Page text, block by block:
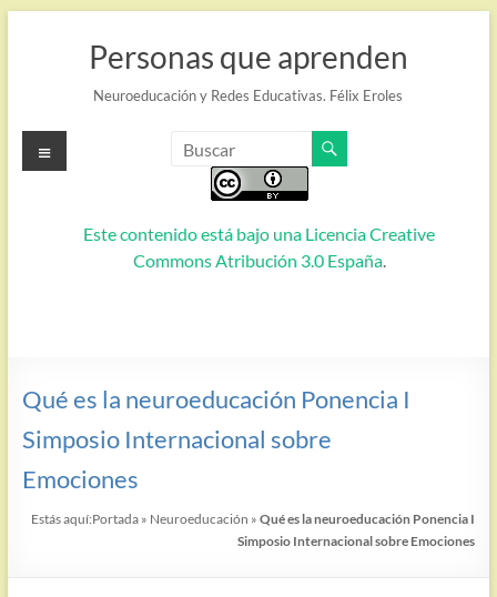
Personas que aprenden
Neuroeducación y Redes Educativas. Félix Eroles
Este contenido está bajo una Licencia Creative
Commons Atribución 3.0 España.
Menú
Qué es la neuroeducación Ponencia I
Simposio Internacional sobre
Emociones
Estás aquí:Portada » Neuroeducación »Qué es la neuroeducación Ponencia I
Simposio Internacional sobre Emociones